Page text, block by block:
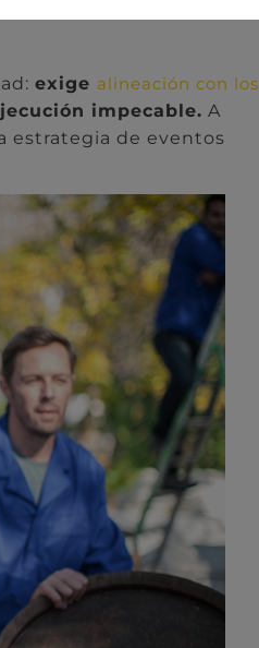
exige alineación con los
impecable. A
estrategia de eventos